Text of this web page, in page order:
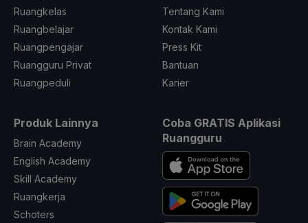
Ruangkelas
Ruangbelajar
Ruangpengajar
Ruangguru Privat
Ruangpeduli
Tentang Kami
Kontak Kami
Press Kit
Bantuan
Karier
Produk Lainnya
Brain Academy
English Academy
Skill Academy
Ruangkerja
Schoters
Coba GRATIS Aplikasi
Ruangguru